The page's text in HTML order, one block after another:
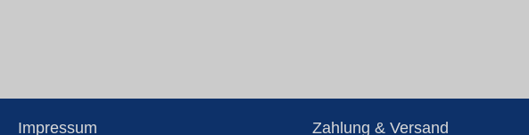
Impressum Zahlung & Versand